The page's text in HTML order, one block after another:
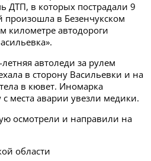
ДТП, в которых пострадали 9
произошла в Безенчукском
километре автодороги
автоледи за рулем
ехала в сторону Васильевки и на
в кювет. Иномарка
места аварии увезли медики.
осмотрели и направили на
области